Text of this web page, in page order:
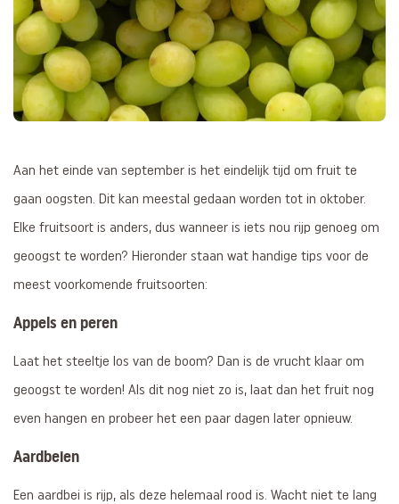
Aan het einde van september is het eindelijk tijd om fruit te
gaan oogsten. Dit kan meestal gedaan worden tot in oktober.
Elke fruitsoort is anders, dus wanneer is iets nou rijp genoeg om
geoogst te worden? Hieronder staan wat handige tips voor de
meest voorkomende fruitsoorten:
Appels en peren
Laat het steeltje los van de boom? Dan is de vrucht klaar om
geoogst te worden! Als dit nog niet zo is, laat dan het fruit nog
even hangen en probeer het een paar dagen later opnieuw.
Aardbeien
Een aardbei is rijp, als deze helemaal rood is. Wacht niet te lang